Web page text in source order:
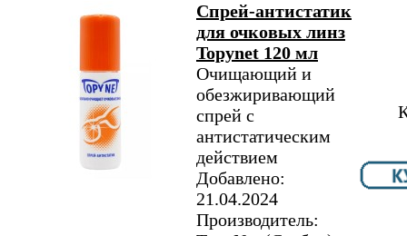
Спрей-антистатик
для очковых линз
Topynet 120 мл
Очищающий и
обезжиривающий
спрей с
антистатическим
действием
Добавлено:
21.04.2024
Производитель: